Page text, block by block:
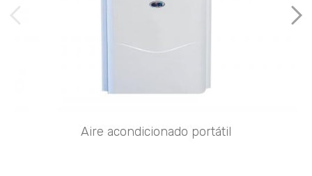
Aire acondicionado portátil
imágenes anteriores